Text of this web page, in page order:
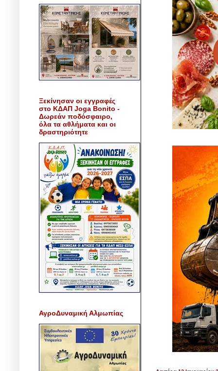
Ξεκίνησαν οι εγγραφές
στο ΚΔΑΠ Joga Bonito -
Δωρεάν ποδόσφαιρο,
όλα τα αθλήματα και οι
δραστηριότητε
ΑγροΔυναμική Αλμωπίας